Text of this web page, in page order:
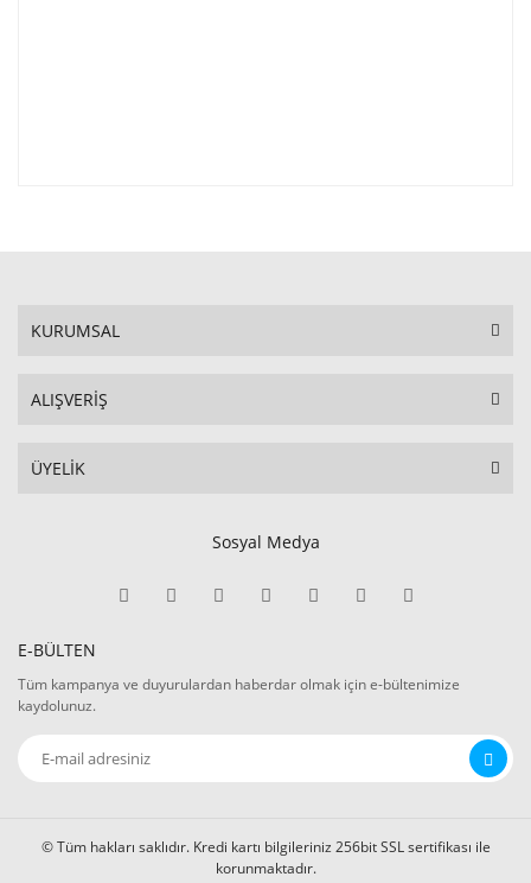
KURUMSAL
ALIŞVERİŞ
ÜYELİK
Sosyal Medya
E-BÜLTEN
Tüm kampanya ve duyurulardan haberdar olmak için e-bültenimize
kaydolunuz.
© Tüm hakları saklıdır. Kredi kartı bilgileriniz 256bit SSL sertifikası ile
korunmaktadır.